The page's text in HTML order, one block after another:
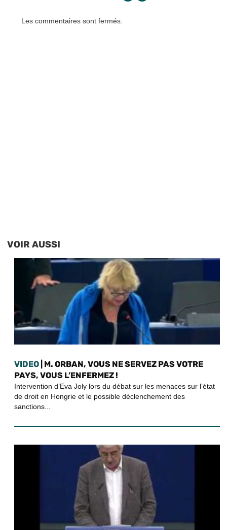
Les commentaires sont fermés.
VOIR AUSSI
VIDEO | M. ORBAN, VOUS NE SERVEZ PAS VOTRE
PAYS, VOUS L’ENFERMEZ !
Intervention d’Eva Joly lors du débat sur les menaces sur l’état
de droit en Hongrie et le possible déclenchement des
sanctions...